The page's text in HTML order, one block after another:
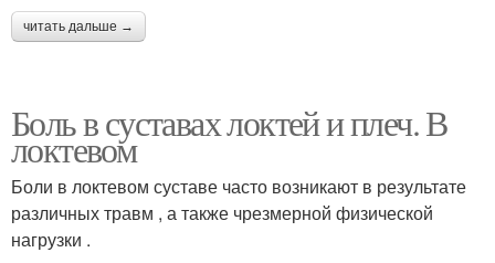
читать дальше →
Боль в суставах локтей и плеч. В
локтевом
Боли в локтевом суставе часто возникают в результате
различных травм , а также чрезмерной физической
нагрузки .